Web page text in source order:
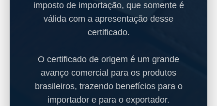
imposto de importação, que somente é
válida com a apresentação desse
certificado.
O certificado de origem é um grande
avanço comercial para os produtos
brasileiros, trazendo benefícios para o
importador e para o exportador.